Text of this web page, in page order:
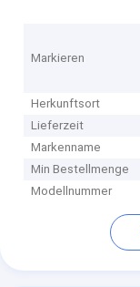
Markieren
Herkunftsort
Lieferzeit
Markenname
Min Bestellmenge
Modellnummer